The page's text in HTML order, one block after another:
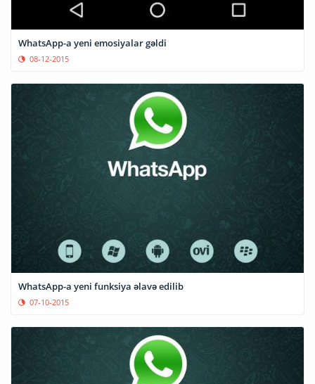
WhatsApp-a yeni emosiyalar gəldi
08-12-2015
WhatsApp-a yeni funksiya əlavə edilib
07-10-2015